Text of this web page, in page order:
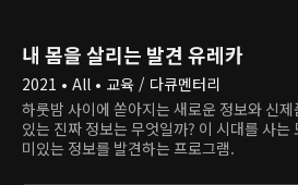
내 몸을 살리는 발견 유레카
2021 • All • 교육 / 다큐멘터리
하룻밤 사이에 쏟아지는 새로운 정보와 신
있는 진짜 정보는 무엇일까? 이 시대를 사는
미있는 정보를 발견하는 프로그램.